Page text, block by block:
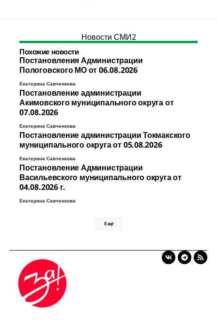
Новости СМИ2
Похожие новости
Постановления Администрации
Пологовского МО от 06.08.2026
Екатерина Савченкова
Постановление администрации
Акимовского муниципального округа от
07.08.2026
Екатерина Савченкова
Постановление администрации Токмакского
муниципального округа от 05.08.2026
Екатерина Савченкова
Постановление Администрации
Васильевского муниципального округа от
04.08.2026 г.
Екатерина Савченкова
Ещё